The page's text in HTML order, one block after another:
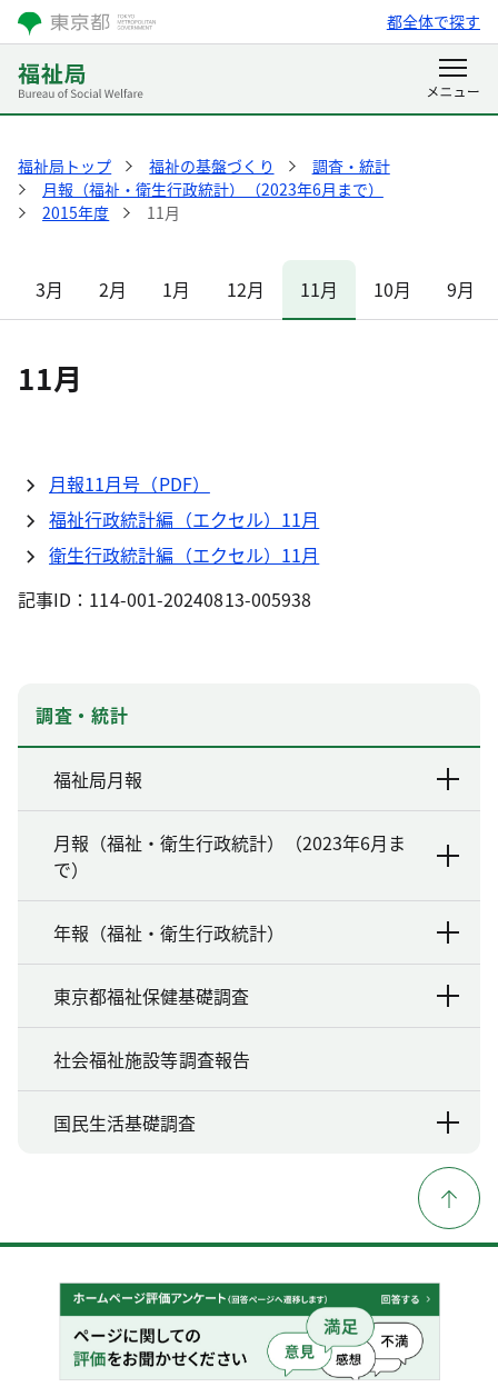
都全体で探す
福祉局トップ 福祉の基盤づくり
調査・統計
月報（福祉・衛生行政統計）（2023年6月まで）
2015年度
11月
3月 2月 1月 12月 11月 10月 9月
11月
月報11月号（PDF）
福祉行政統計編（エクセル）11月
衛生行政統計編（エクセル）11月
記事ID：114-001-20240813-005938
調査・統計
福祉局月報
月報（福祉・衛生行政統計）（2023年6月ま
で）
年報（福祉・衛生行政統計）
東京都福祉保健基礎調査
社会福祉施設等調査報告
国民生活基礎調査